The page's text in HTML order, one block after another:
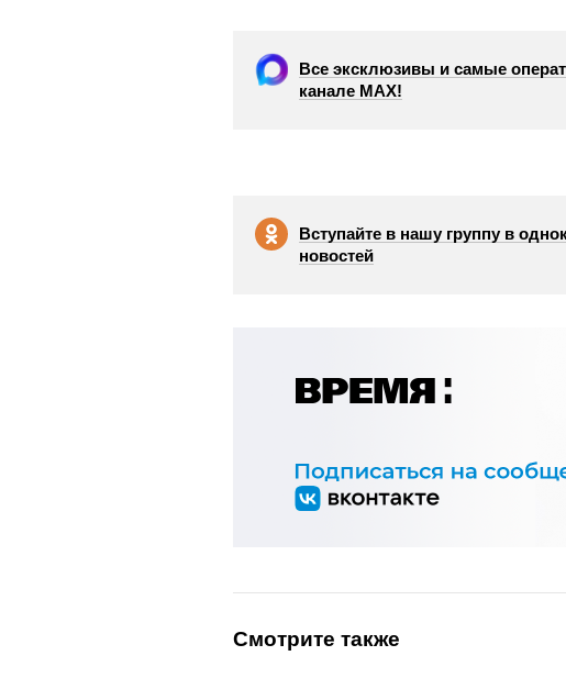
Все эксклюзивы и самые
канале МАХ!
Вступайте в нашу группу в
новостей
Смотрите также